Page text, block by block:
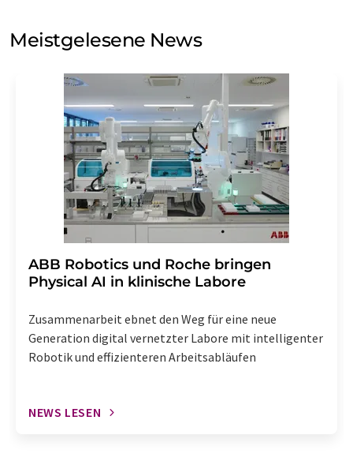
Meinungsforschung per E-Mail kontaktieren. Ihre
Einwilligung können Sie jederzeit ohne Angabe von
Str. 2, 12489 Berlin oder per E-Mail unter
widerruf@lumitos.commit Wirkung für die Zukunft
widerrufen. Zudem ist in jeder E-Mail ein Link zur
Abbestellung des entsprechenden Newsletters
enthalten.
Meistgelesene News
​​​​​​​ABB Robotics und Roche bringen
Physical AI in klinische Labore
Zusammenarbeit ebnet den Weg für eine neue
Generation digital vernetzter Labore mit intelligenter
Robotik und effizienteren Arbeitsabläufen
NEWS LESEN